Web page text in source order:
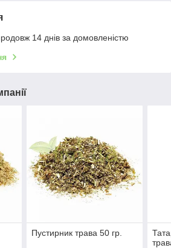
14 днів за домовленістю
Пустирник трава 50 гр.